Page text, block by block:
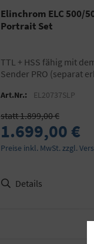
Elinchrom ELC 500/
Portrait Set
TTL + HSS fähig mit dem Skyport
Sender PRO (separat
Art.Nr.: EL20737SLP
statt 1.899,00 €
1.699,00 €
Preise inkl. MwSt. zzgl.
Details